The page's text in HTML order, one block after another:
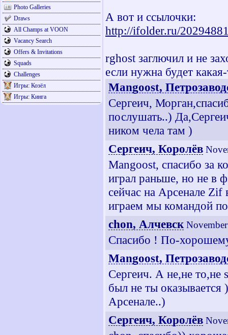
Photo Galleries
Draws
All Champs at VOON
Vacancy Search
Offers & Invitations
Squads
Challenges
Игры: Козёл
Игры: Кинга
А вот и ссылочки:
http://ifolder.ru/
rghost заглючил и не
если нужна будет
Mangoost,
Сергеич,
послушать..)
ником чела там )
Сергеич, Королёв
Mangoost, спасибо за
играл раньше, но не в
сейчас на Арсенале Zif
играем мы командой
chon, Алчевск
Спасибо ! По-
Mangoost,
Сергеич. А не,не то,не
был не ты оказывается
Арсенале..)
Сергеич, Королёв